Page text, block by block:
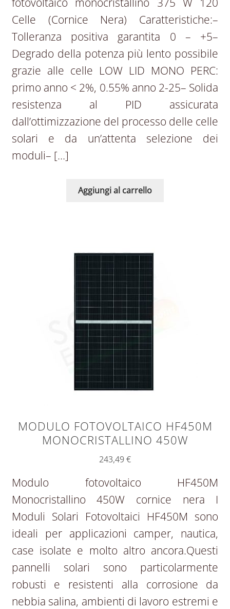
Celle (Cornice Nera) Caratteristiche:–
Tolleranza positiva garantita 0 – +5–
Degrado della potenza più lento possibile
grazie alle celle LOW LID MONO PERC:
primo anno < 2%, 0.55% anno 2-25– Solida
resistenza al PID assicurata
dall’ottimizzazione del processo delle celle
solari e da un’attenta selezione dei
moduli– […]
Aggiungi al carrello
MODULO FOTOVOLTAICO HF450M
MONOCRISTALLINO 450W
243,49€
Modulo fotovoltaico HF450M
Monocristallino 450W cornice nera I
Moduli Solari Fotovoltaici HF450M sono
ideali per applicazioni camper, nautica,
case isolate e molto altro ancora.Questi
pannelli solari sono particolarmente
robusti e resistenti alla corrosione da
nebbia salina, ambienti di lavoro estremi e